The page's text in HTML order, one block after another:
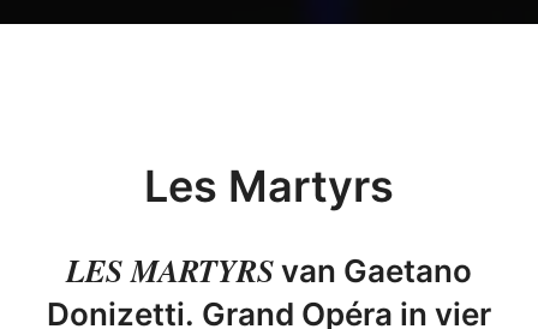
Les Martyrs
LES MARTYRSvan Gaetano
Donizetti. Grand Opéra in vier